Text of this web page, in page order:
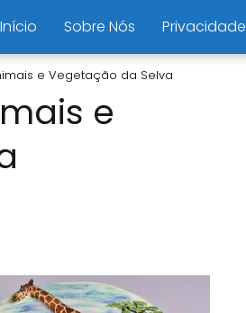
Início Sobre Nós Privacidade
e Vegetação da Selva
e